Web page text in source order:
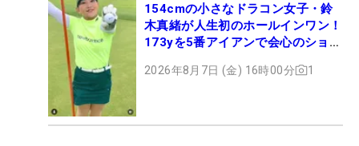
154cmの小さなドラコン女子・鈴
木真緒が人生初のホールインワン！
173yを5番アイアンで会心のショッ
2026年8月7日 (金) 16時00分 1